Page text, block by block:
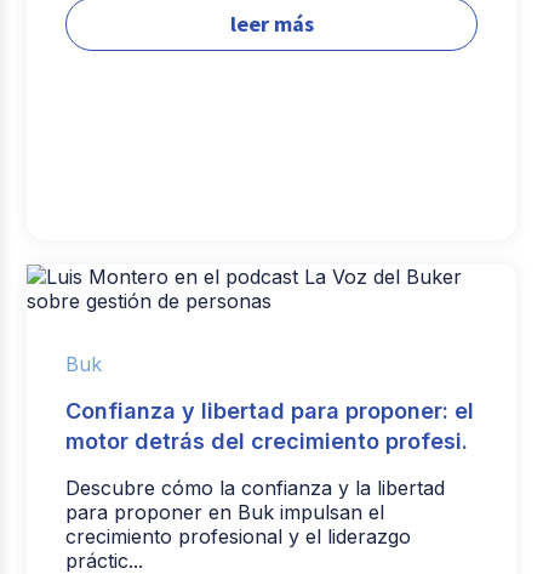
leer más
Buk
Confianza y libertad para proponer: el
motor detrás del crecimiento profesi.
Descubre cómo la confianza y la libertad
para proponer en Buk impulsan el
crecimiento profesional y el liderazgo
práctic...